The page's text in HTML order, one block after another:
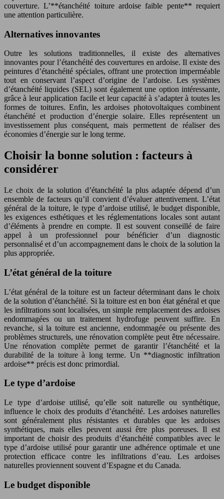
couverture. L’**étanchéité toiture ardoise faible pente** requiert
une attention particulière.
Alternatives innovantes
Outre les solutions traditionnelles, il existe des alternatives
innovantes pour l’étanchéité des couvertures en ardoise. Il existe des
peintures d’étanchéité spéciales, offrant une protection imperméable
tout en conservant l’aspect d’origine de l’ardoise. Les systèmes
d’étanchéité liquides (SEL) sont également une option intéressante,
grâce à leur application facile et leur capacité à s’adapter à toutes les
formes de toitures. Enfin, les ardoises photovoltaïques combinent
étanchéité et production d’énergie solaire. Elles représentent un
investissement plus conséquent, mais permettent de réaliser des
économies d’énergie sur le long terme.
Choisir la bonne solution : facteurs à
considérer
Le choix de la solution d’étanchéité la plus adaptée dépend d’un
ensemble de facteurs qu’il convient d’évaluer attentivement. L’état
général de la toiture, le type d’ardoise utilisé, le budget disponible,
les exigences esthétiques et les réglementations locales sont autant
d’éléments à prendre en compte. Il est souvent conseillé de faire
appel à un professionnel pour bénéficier d’un diagnostic
personnalisé et d’un accompagnement dans le choix de la solution la
plus appropriée.
L’état général de la toiture
L’état général de la toiture est un facteur déterminant dans le choix
de la solution d’étanchéité. Si la toiture est en bon état général et que
les infiltrations sont localisées, un simple remplacement des ardoises
endommagées ou un traitement hydrofuge peuvent suffire. En
revanche, si la toiture est ancienne, endommagée ou présente des
problèmes structurels, une rénovation complète peut être nécessaire.
Une rénovation complète permet de garantir l’étanchéité et la
durabilité de la toiture à long terme. Un **diagnostic infiltration
ardoise** précis est donc primordial.
Le type d’ardoise
Le type d’ardoise utilisé, qu’elle soit naturelle ou synthétique,
influence le choix des produits d’étanchéité. Les ardoises naturelles
sont généralement plus résistantes et durables que les ardoises
synthétiques, mais elles peuvent aussi être plus poreuses. Il est
important de choisir des produits d’étanchéité compatibles avec le
type d’ardoise utilisé pour garantir une adhérence optimale et une
protection efficace contre les infiltrations d’eau. Les ardoises
naturelles proviennent souvent d’Espagne et du Canada.
Le budget disponible